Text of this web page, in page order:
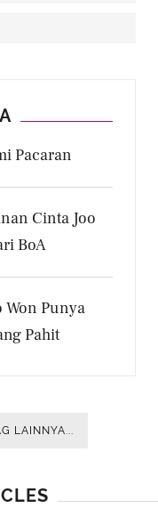
Pacaran
Cinta Joo
BoA
Won Punya
Pahit
LAINNYA...